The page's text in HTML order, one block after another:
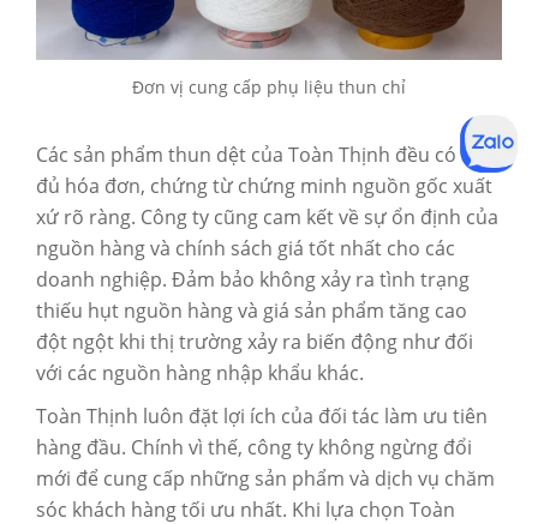
Đơn vị cung cấp phụ liệu thun chỉ
Các sản phẩm thun dệt của Toàn Thịnh đều có đầy
đủ hóa đơn, chứng từ chứng minh nguồn gốc xuất
xứ rõ ràng. Công ty cũng cam kết về sự ổn định của
nguồn hàng và chính sách giá tốt nhất cho các
doanh nghiệp. Đảm bảo không xảy ra tình trạng
thiếu hụt nguồn hàng và giá sản phẩm tăng cao
đột ngột khi thị trường xảy ra biến động như đối
với các nguồn hàng nhập khẩu khác.
Toàn Thịnh luôn đặt lợi ích của đối tác làm ưu tiên
hàng đầu. Chính vì thế, công ty không ngừng đổi
mới để cung cấp những sản phẩm và dịch vụ chăm
sóc khách hàng tối ưu nhất. Khi lựa chọn Toàn